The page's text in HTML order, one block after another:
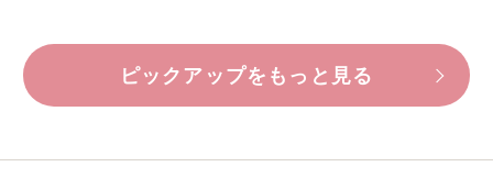
ピックアップをもっと見る